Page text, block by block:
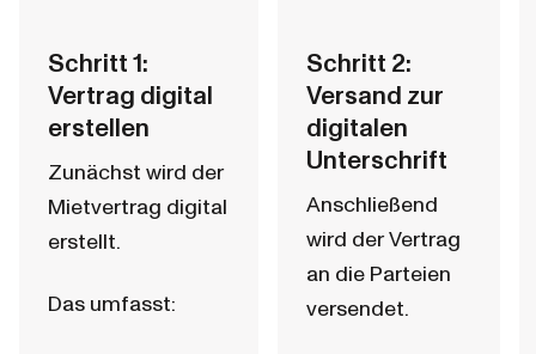
Schritt 1:
Vertrag digital
erstellen
Zunächst wird der
Mietvertrag digital
erstellt.
Das umfasst:
Schritt 2:
Versand zur
digitalen
Unterschrift
Anschließend
wird der Vertrag
an die Parteien
versendet.